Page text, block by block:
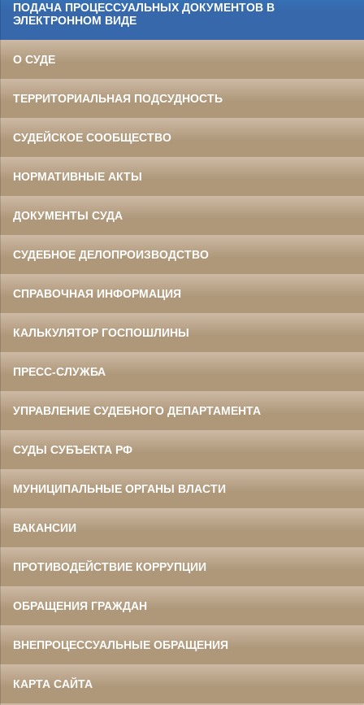
ПОДАЧА ПРОЦЕССУАЛЬНЫХ ДОКУМЕНТОВ В
ЭЛЕКТРОННОМ ВИДЕ
О СУДЕ
ТЕРРИТОРИАЛЬНАЯ ПОДСУДНОСТЬ
СУДЕЙСКОЕ СООБЩЕСТВО
НОРМАТИВНЫЕ АКТЫ
ДОКУМЕНТЫ СУДА
СУДЕБНОЕ ДЕЛОПРОИЗВОДСТВО
СПРАВОЧНАЯ ИНФОРМАЦИЯ
КАЛЬКУЛЯТОР ГОСПОШЛИНЫ
ПРЕСС-СЛУЖБА
УПРАВЛЕНИЕ СУДЕБНОГО ДЕПАРТАМЕНТА
СУДЫ СУБЪЕКТА РФ
МУНИЦИПАЛЬНЫЕ ОРГАНЫ ВЛАСТИ
ВАКАНСИИ
ПРОТИВОДЕЙСТВИЕ КОРРУПЦИИ
ОБРАЩЕНИЯ ГРАЖДАН
ВНЕПРОЦЕССУАЛЬНЫЕ ОБРАЩЕНИЯ
КАРТА САЙТА